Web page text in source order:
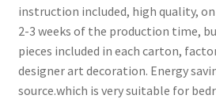
instruction included, high quality,
2-3 weeks of the production time,
pieces included in each carton,
designer art decoration. Energy
source.which is very suitable for